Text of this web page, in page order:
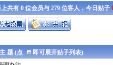
共有 0 位会员与 279 位客人，今日贴子
题 (点
即可展开贴子列表)